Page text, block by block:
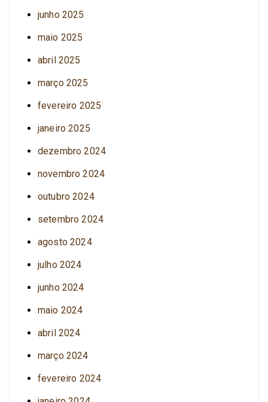
junho 2025
maio 2025
abril 2025
março 2025
fevereiro 2025
janeiro 2025
dezembro 2024
novembro 2024
outubro 2024
setembro 2024
agosto 2024
julho 2024
junho 2024
maio 2024
abril 2024
março 2024
fevereiro 2024